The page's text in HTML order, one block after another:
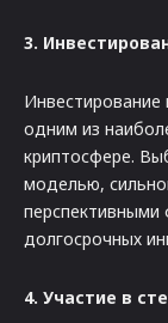
3.
Инвестирование
одним из
криптосфере.
моделью,
долгосрочных
4. Участие в